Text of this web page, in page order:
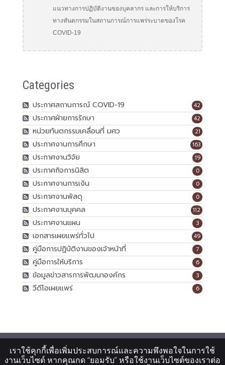
แนวทางการปฏิบัติงานของบุคลากร และการให้บริการ
ทางทันตกรรมในสถานการณ์การแพร่ระบาดของโรค
COVID-19
Categories
42
ประกาศสถานการณ์ COVID-19
42
ประกาศฝ่ายการรักษา
21
หน่วยทันตกรรมเคลื่อนที่ มศว
163
ประกาศงานการศึกษา
19
ประกาศงานวิจัย
0
ประกาศกิจการนิสิต
0
ประกาศงานการเงิน
0
ประกาศงานพัสดุ
112
ประกาศงานบุคคล
3
ประกาศงานแผน
49
เอกสารเผยแพร่ทั่วไป
7
คู่มือการปฏิบัติงานของเจ้าหน้าที่
6
คู่มือการให้บริการ
3
ข้อมูลข่าวสารการพัฒนาองค์กร
6
วีดีโอเผยแพร่
เราใช้คุกกี้เพื่อเพิ่มประสบการณ์และความพึงพอใจในการใช้
งานเว็บไซต์ หากคุณกด “ยอมรับ” หรือใช้งานเว็บไซต์ของเราต่อ